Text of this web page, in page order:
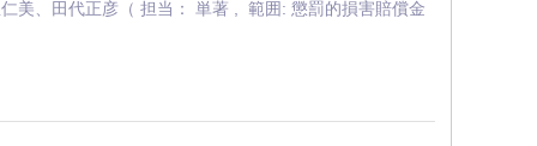
美、田代正彦（ 担当： 単著 , 範囲: 懲罰的損害賠償金